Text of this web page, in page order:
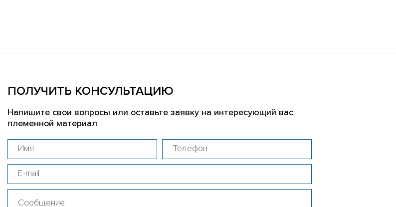
ПОЛУЧИТЬ КОНСУЛЬТАЦИЮ
Напишите свои вопросы или оставьте заявку на интересующий вас
племенной материал